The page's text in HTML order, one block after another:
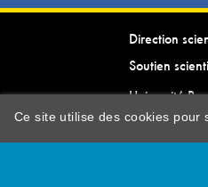
Direction
Soutien
Université
Ce site utilise des cookies pour